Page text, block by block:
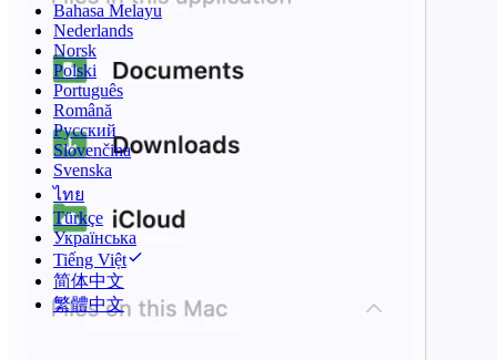
Bahasa Melayu
Nederlands
Norsk
Polski
Português
Română
Русский
Slovenčina
Svenska
ไทย
Türkçe
Українська
Tiếng Việt
简体中文
繁體中文